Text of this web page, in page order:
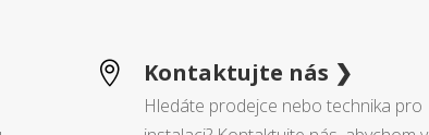
 Kontaktujte nás ❯
Hledáte prodejce nebo technika pro